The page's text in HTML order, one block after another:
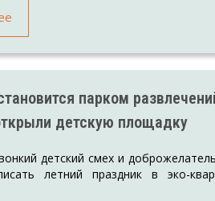
парком
детскую площадку
детский смех и
летний праздник в эко-